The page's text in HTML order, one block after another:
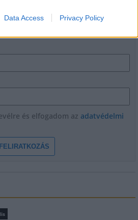
Data Access Privacy Policy
és elfogadom az adatvédelmi
FELIRATKOZÁS